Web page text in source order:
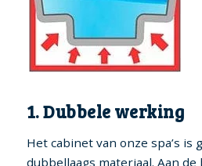
1. Dubbele werking
Het cabinet van onze spa’s is
dubbellaags materiaal. Aan